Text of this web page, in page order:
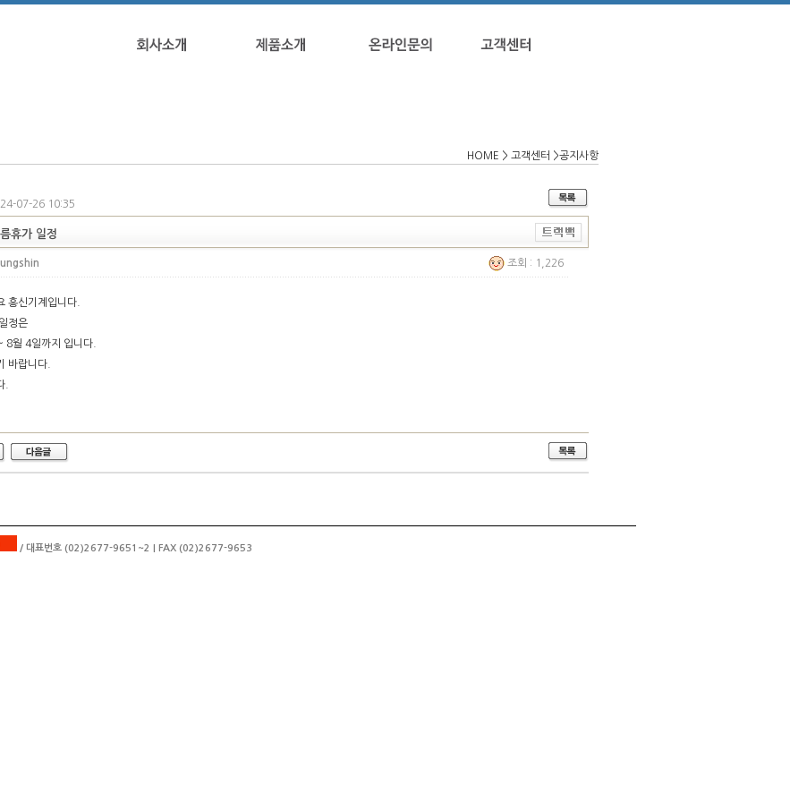
HOME > 고객센터 >공지사항
24-07-26 10:35
휴가 일정
조회 : 1,226
흥신기계입니다.
정은
8월 4일까지 입니다.
바랍니다.
.
/ 대표번호 (02)2677-9651~2 | FAX (02)2677-9653